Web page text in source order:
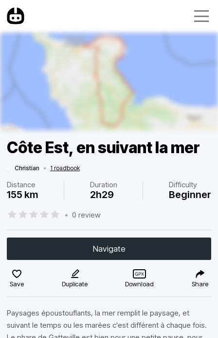
Côte Est, en suivant la mer
Christian • 1 roadbook
Distance
155 km
Duration
2h29
Difficulty
Beginner
• 0 review
Navigate
Save Duplicate Download Share
Paysages époustouflants, la mer remplit le paysage, et
suivant le temps ou les marées c'est différent à chaque fois.